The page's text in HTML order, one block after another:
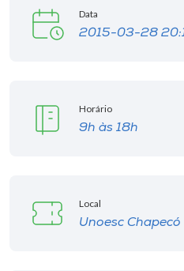
Cultura
Biblioteca
Data
2015-03-28
Horário
9h às 18h
Local
Unoesc Chapecó